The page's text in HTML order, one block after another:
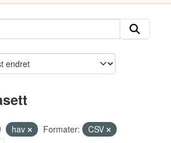
hav Formater:
CSV